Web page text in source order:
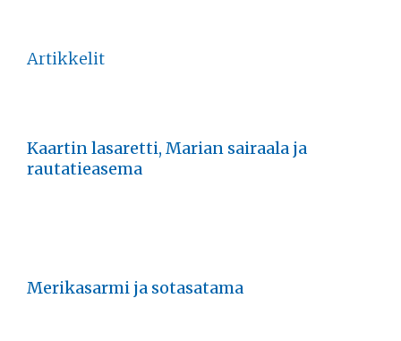
Artikkelit
Kaartin lasaretti, Marian sairaala ja
rautatieasema
Merikasarmi ja sotasatama